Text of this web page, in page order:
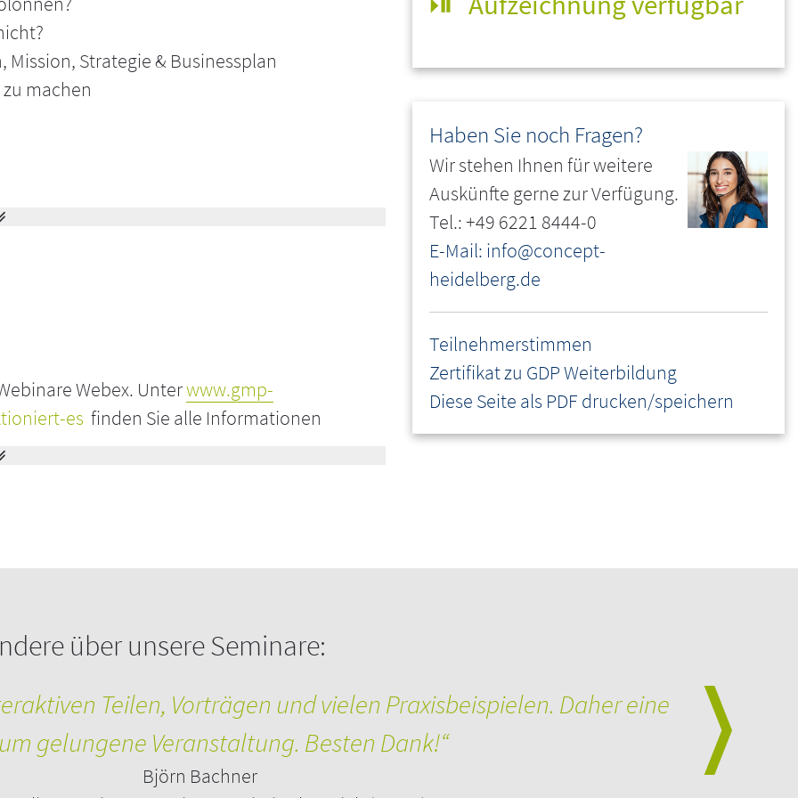
grundlegenden Überblick über die
– leicht verständlich und praxisnah.
abgeleitet werden, welche
Sie diese sinnvoll einsetzen. Theorie trifft
Strategie & Businessplan
machen
Webex. Unterwww.gmp-
es finden Sie alle Informationen
erforderlich ist und können
Ihnen vor und nach der Veranstaltung zum
innen erhalten im Anschluss an das
Haben Sie noch Fragen?
Wir stehen Ihnen für weitere
Auskünfte gerne zur Verfügung.
Tel.: +49 6221 8444-0
E-Mail: info@concept-
heidelberg.de
Teilnehmerstimmen
Zertifikat zu GDP Weiterbildung
Diese Seite als PDF drucken/speichern
über unsere Seminare:
Teilen, Vorträgen und vielen Praxisbeispielen. Daher eine
gelungene Veranstaltung. Besten Dank!“
Björn Bachner